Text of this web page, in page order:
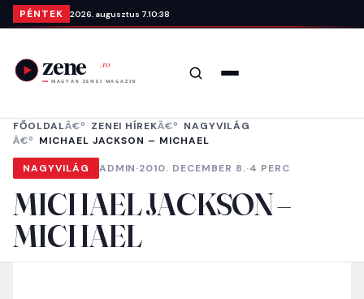
Ugrás a tartalomra
PÉNTEK 2026. augusztus 7.10:38
Keresés
FŐOLDAL ZENEI HÍREK
NAGYVILÁG
MICHAEL JACKSON – MICHAEL
NAGYVILÁG ADMIN·2010. DECEMBER 8.·4 PERC
MICHAEL JACKSON –
MICHAEL